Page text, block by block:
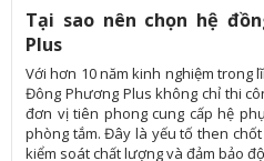
Tại sao nên chọn hệ
Plus
Với hơn 10 năm kinh nghiệm trong
Đông Phương Plus không chỉ thi
đơn vị tiên phong cung cấp hệ
phòng tắm. Đây là yếu tố then
kiểm soát chất lượng và đảm bảo